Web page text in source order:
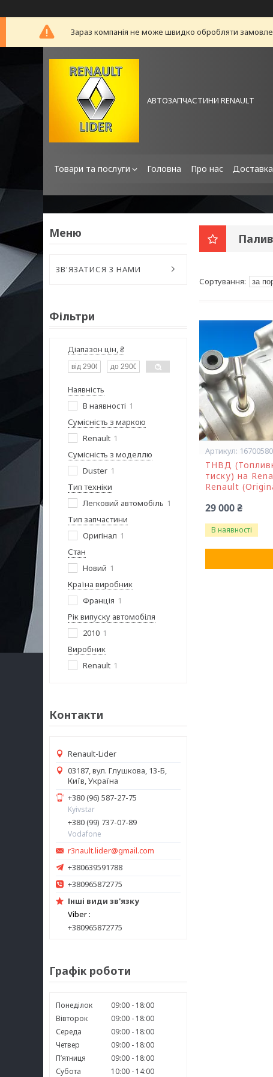
Зараз компанія не може швидко обробляти
АВТОЗАПЧАСТИНИ RENAULT
Товари та послуги Головна Про нас
ЗВ'ЯЗАТИСЯ З НАМИ
Фільтри
Діапазон цін, ₴
Наявність
В наявності 1
Сумісність з маркою
Renault 1
Сумісність з моделлю
Duster 1
Тип техніки
Легковий автомобіль 1
Тип запчастини
Оригінал 1
Стан
Новий 1
Країна виробник
Франція 1
Рік випуску автомобіля
2010 1
Виробник
Renault 1
Контакти
Renault-Lider
03187, вул. Глушкова, 13-Б,
Київ, Україна
+380 (96) 587-27-75
Kyivstar
+380 (99) 737-07-89
Vodafone
r3nault.lider@gmail.com
+380639591788
+380965872775
Інші види зв'язку
Viber
+380965872775
Графік роботи
Понеділок 09:00
18:00
Вівторок
09:00
18:00
Середа
09:00
18:00
Четвер
09:00
18:00
Пʼятниця
09:00
18:00
Субота
10:00 14:00
ТНВД
тиску) на
Renault
29 000 ₴
В наявності